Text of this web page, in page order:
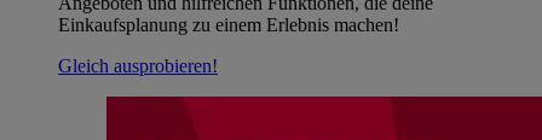
Einkaufsplanung zu einem Erlebnis machen!
Gleich ausprobieren!